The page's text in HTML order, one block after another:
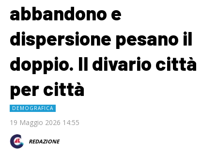
abbandono e
dispersione pesano il
doppio. Il divario città
per città
DEMOGRAFICA
19 Maggio 2026 14:55
REDAZIONE